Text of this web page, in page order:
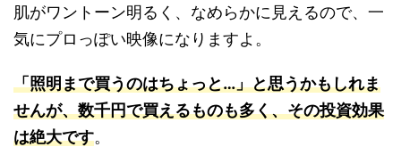
肌がワントーン明るく、なめらかに見えるので、一
気にプロっぽい映像になりますよ。
「照明まで買うのはちょっと…」と思うかもしれま
せんが、数千円で買えるものも多く、その投資効果
は絶大です。